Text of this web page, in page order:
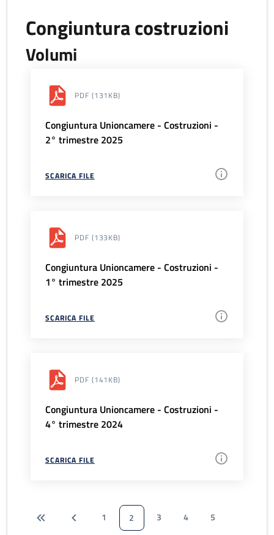
Congiuntura costruzioni
Volumi
PDF (131KB)
Congiuntura Unioncamere - Costruzioni -
2° trimestre 2025
SCARICA FILE
PDF (133KB)
Congiuntura Unioncamere - Costruzioni -
1° trimestre 2025
SCARICA FILE
PDF (141KB)
Congiuntura Unioncamere - Costruzioni -
4° trimestre 2024
SCARICA FILE
1 2 3 4
5